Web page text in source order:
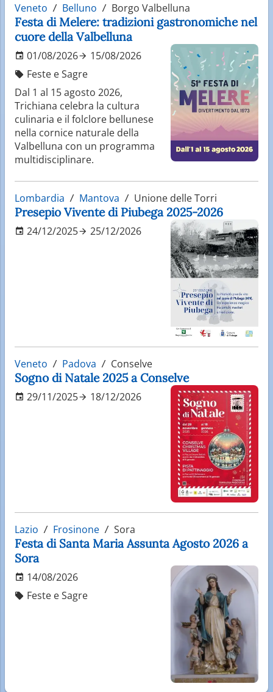
Veneto Belluno Borgo Valbelluna
Festa di Melere: tradizioni gastronomiche nel
cuore della Valbelluna
01/08/2026
15/08/2026
Feste e Sagre
Dal 1 al 15 agosto 2026,
Trichiana celebra la cultura
culinaria e il folclore bellunese
nella cornice naturale della
Valbelluna con un programma
multidisciplinare.
Lombardia Mantova Unione delle Torri
Presepio Vivente di Piubega 2025-2026
24/12/2025 25/12/2026
Veneto Padova Conselve
Sogno di Natale 2025 a Conselve
29/11/2025 18/12/2026
Lazio Frosinone Sora
Festa di Santa Maria Assunta Agosto 2026 a
Sora
14/08/2026
Feste e Sagre